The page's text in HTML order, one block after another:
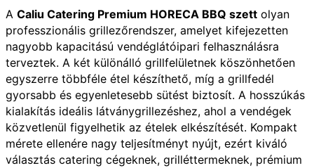
A Caliu Catering Premium HORECA BBQ szett olyan
professzionális grillezőrendszer, amelyet kifejezetten
nagyobb kapacitású vendéglátóipari felhasználásra
terveztek. A két különálló grillfelületnek köszönhetően
egyszerre többféle étel készíthető, míg a grillfedél
gyorsabb és egyenletesebb sütést biztosít. A hosszúkás
kialakítás ideális látványgrillezéshez, ahol a vendégek
közvetlenül figyelhetik az ételek elkészítését. Kompakt
mérete ellenére nagy teljesítményt nyújt, ezért kiváló
választás catering cégeknek, grilléttermeknek, prémium